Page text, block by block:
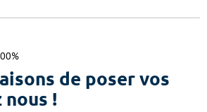
de poser vos
nous !